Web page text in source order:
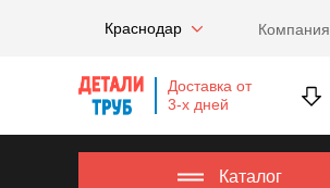
Краснодар Компания
Доставка от
3-х дней
Каталог
Московская